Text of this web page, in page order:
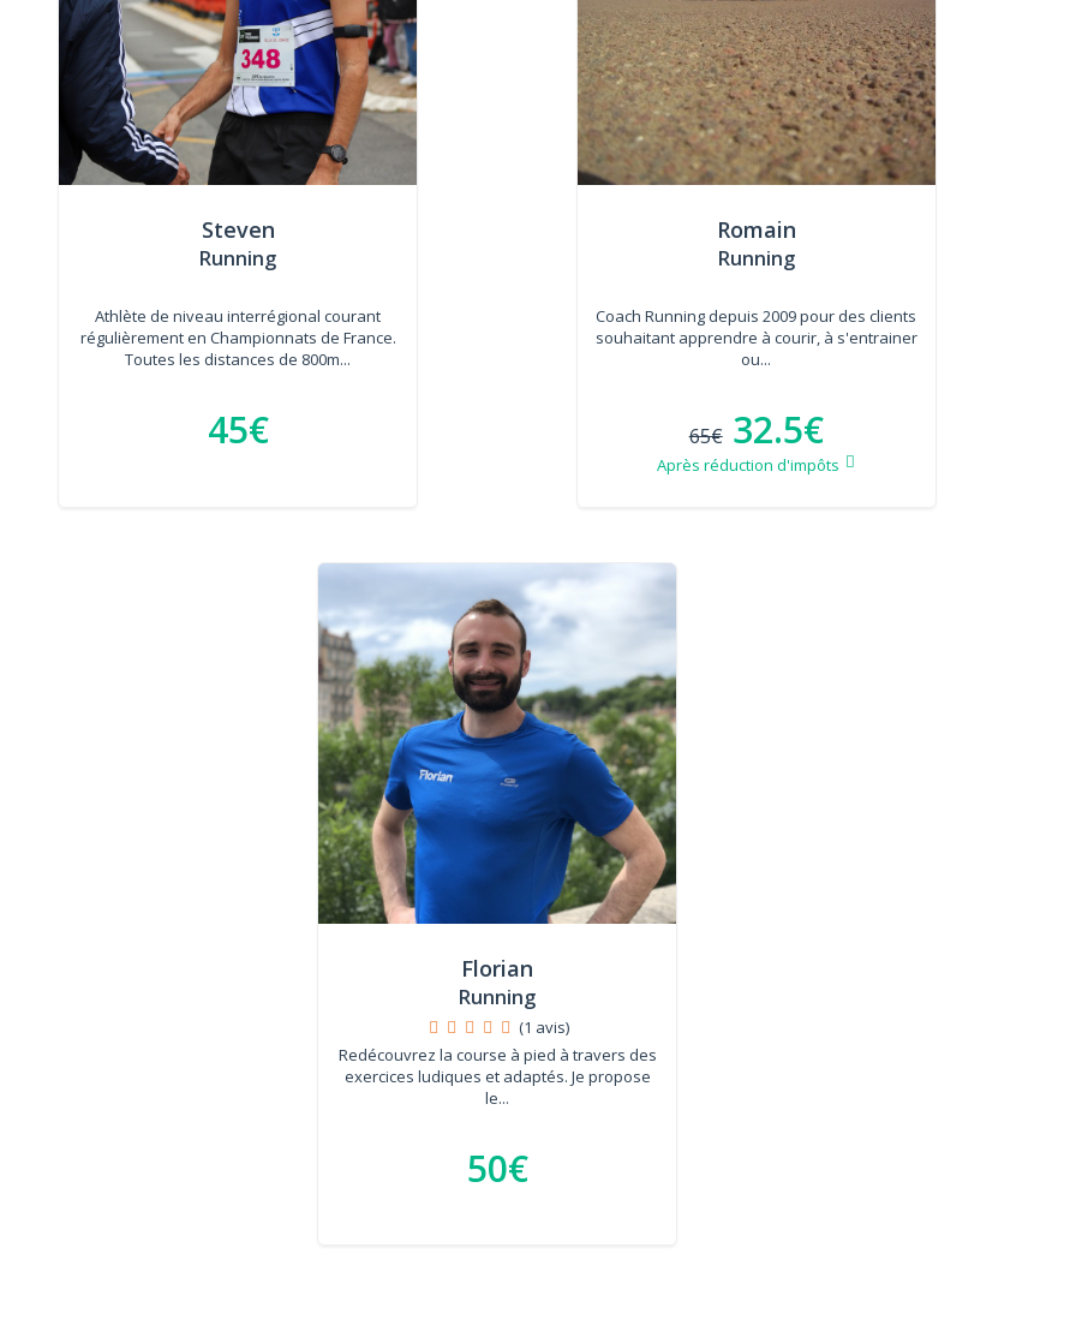
Steven
Running
Athlète de niveau interrégional courant
régulièrement en Championnats de France.
Toutes les distances de 800m...
45€
Romain
Running
Coach Running depuis 2009 pour des clients
souhaitant apprendre à courir, à s'entrainer
ou...
65€ 32.5€
Après réduction d'impôts
Florian
Running
(1 avis)
Redécouvrez la course à pied à travers des
exercices ludiques et adaptés. Je propose
le...
50€